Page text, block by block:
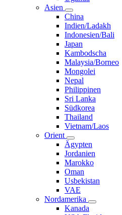
Asien
China
Indien/Ladakh
Indonesien/Bali
Japan
Kambodscha
Malaysia/Borneo
Mongolei
Nepal
Philippinen
Sri Lanka
Südkorea
Thailand
Vietnam/Laos
Orient
Ägypten
Jordanien
Marokko
Oman
Usbekistan
VAE
Nordamerika
Kanada